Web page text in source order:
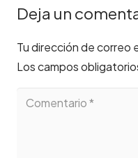
Deja un
Tu dirección de correo
Los campos